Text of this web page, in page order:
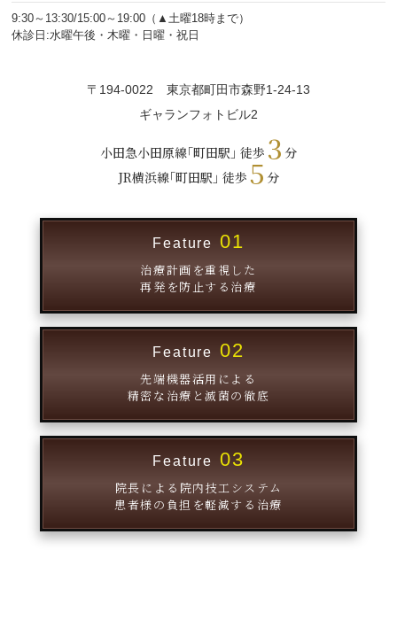
9:30～13:30/15:00～19:00（▲土曜18時まで）
休診日:水曜午後・木曜・日曜・祝日
〒194-0022
東京都町田市森野1-24-13
ギャランフォトビル2
小田急小田原線｢町田駅｣ 徒歩 3 分
JR横浜線｢町田駅｣ 徒歩 5 分
Feature 01
治療計画を重視した
再発を防止する治療
Feature 02
先端機器活用による
精密な治療と滅菌の徹底
Feature 03
院長による院内技工システム
患者様の負担を軽減する治療